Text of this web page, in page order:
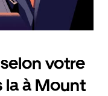
votre
la à Mount